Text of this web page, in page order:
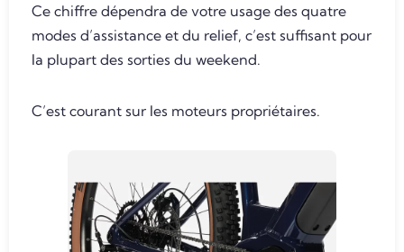
Ce chiffre dépendra de votre usage des quatre
modes d’assistance et du relief, c’est suffisant pour
la plupart des sorties du weekend.
C’est courant sur les moteurs propriétaires.